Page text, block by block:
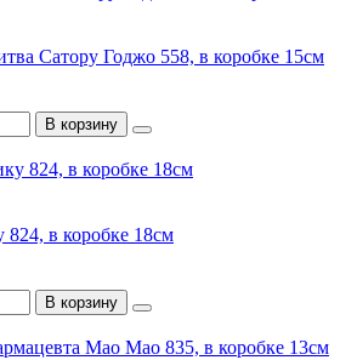
Сатору Годжо 558, в коробке 15см
В корзину
в коробке 18см
В корзину